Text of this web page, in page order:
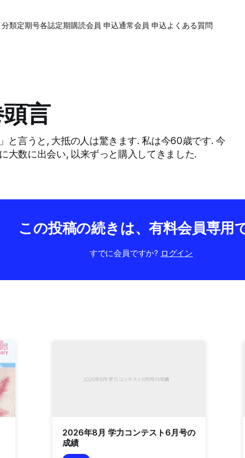
類定期号各誌定期購読会員 申込通常会員 申込よくある質問
言
と言うと, 大抵の人は驚きます. 私は今60歳です. 今
大数に出会い, 以来ずっと購入してきました.
この投稿の続きは、有料会員専用
すでに会員ですか? ログイン
2026年8月 学力コンテスト6月号の
成績